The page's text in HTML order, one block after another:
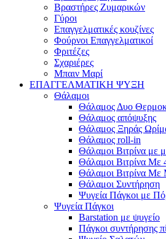
Βραστήρες Ζυμαρικών
Γύροι
Επαγγελματικές κουζίνες
Φούρνοι Επαγγελματικοί
Φριτέζες
Σχαριέρες
Μπαιν Μαρί
ΕΠΑΓΓΕΛΜΑΤΙΚΗ ΨΥΞΗ
Θάλαμοι
Θάλαμος Δυο
Θάλαμος απόψυξης
Θάλαμος Ξηράς
Θάλαμος roll-in
Θάλαμοι Βιτρίνα με
Θάλαμοι Βιτρίνα Με
Θάλαμοι Βιτρίνα
Θάλαμοι Συντήρηση
Ψυγεία Πάγκοι με
Ψυγεία Πάγκοι
Barstation με ψυγείο
Πάγκοι συντήρησης